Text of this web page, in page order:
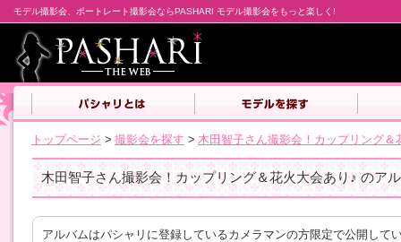
モデル撮影会、ポートレート撮影会ならPASHARI モデル撮影会をもっと楽しく!
トップページ > 撮影会を探す > 木田智子さん撮影会！カップリング
木田智子さん撮影会！カップリング＆花火大会あり♪ のア
アルバムはパシャリに登録しているカメラマンの方限定で公開して